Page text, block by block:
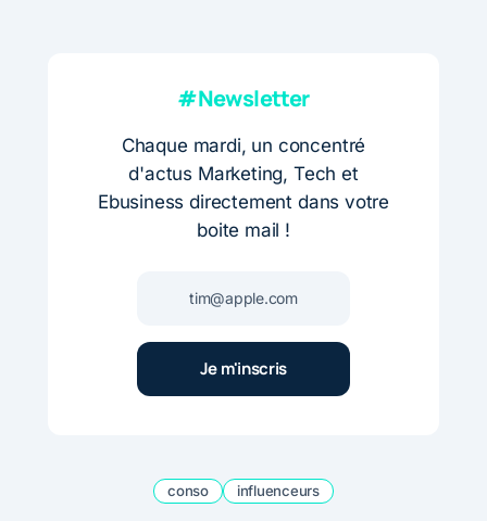
#Newsletter
Chaque mardi, un concentré
d'actus Marketing, Tech et
Ebusiness directement dans votre
boite mail !
conso influenceurs